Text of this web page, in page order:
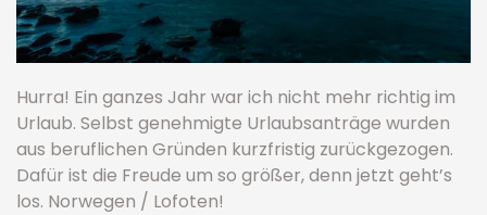
Hurra! Ein ganzes Jahr war ich nicht mehr richtig im
Urlaub. Selbst genehmigte Urlaubsanträge wurden
aus beruflichen Gründen kurzfristig zurückgezogen.
Dafür ist die Freude um so größer, denn jetzt geht’s
los. Norwegen / Lofoten!